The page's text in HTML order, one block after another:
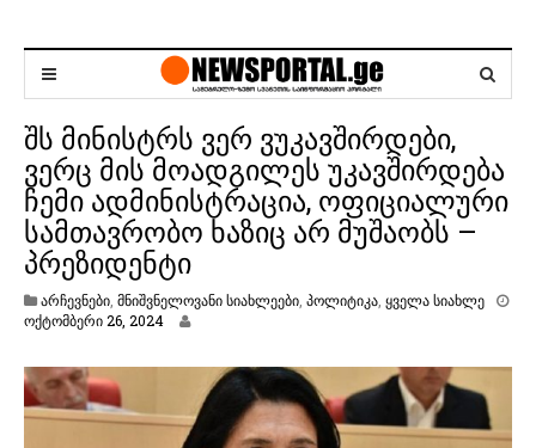
შს მინისტრს ვერ ვუკავშირდები,
ვერც მის მოადგილეს უკავშირდება
ჩემი ადმინისტრაცია, ოფიციალური
სამთავრობო ხაზიც არ მუშაობს –
პრეზიდენტი
არჩევნები მნიშვნელოვანი სიახლეები პოლიტიკა ყველა სიახლე
ოქტომბერი 26, 2024ო
ბ